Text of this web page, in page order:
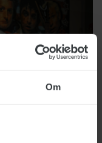
Om